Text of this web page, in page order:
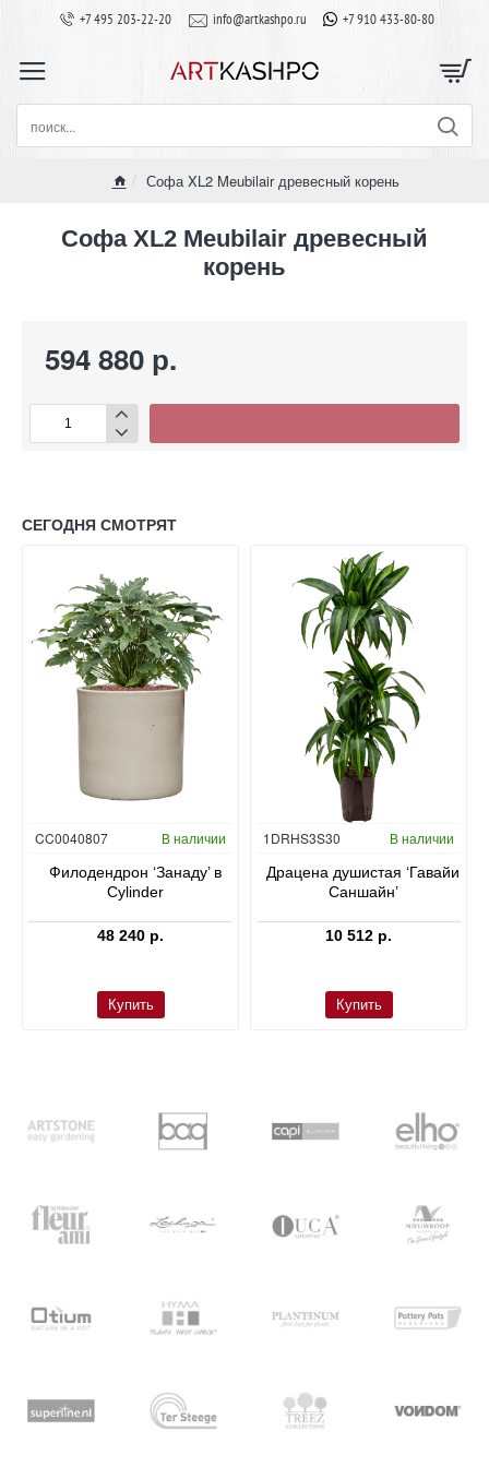
+7 495 203-22-20 info@artkashpo.ru +7 910 433-80-80
поиск...
Софа XL2 Meubilair древесный корень
Софа XL2 Meubilair древесный
корень
594 880 р.
СЕГОДНЯ СМОТРЯТ
CC0040807 В наличии
Филодендрон ‘Занаду’ в
Cylinder
48 240 р.
Купить
Гидропоника
1DRHS3S30 В наличии
Драцена душистая ‘Гавайи
Саншайн’
10 512 р.
Купить